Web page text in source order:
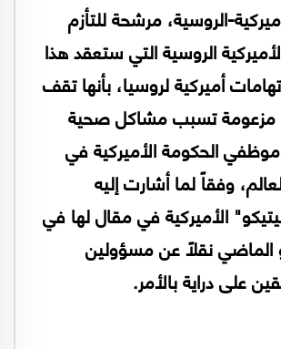
الروسية، مرشحة للتأزم
الروسية التي ستعقد هذا
أميركية لروسيا، بأنها تقف
مزعومة تسبب مشاكل صحية
الحكومة الأميركية في
وفقاً لما أشارت إليه
الأميركية في مقال لها في
الماضي نقلاً عن مسؤولين
على دراية بالأمر.